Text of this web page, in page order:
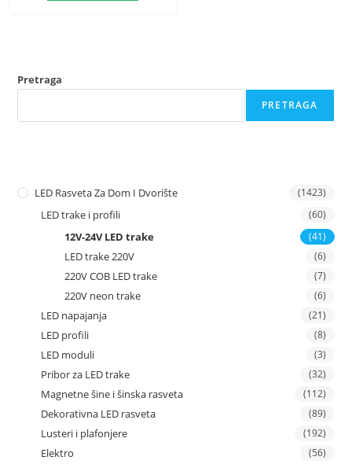
Pretraga
PRETRAGA
LED Rasveta Za Dom I Dvorište (1423)
LED trake i profili (60)
12V-24V LED trake (41)
LED trake 220V (6)
220V COB LED trake (7)
220V neon trake (6)
LED napajanja (21)
LED profili (8)
LED moduli (3)
Pribor za LED trake (32)
Magnetne šine i šinska rasveta (112)
Dekorativna LED rasveta (89)
Lusteri i plafonjere (192)
Elektro (56)